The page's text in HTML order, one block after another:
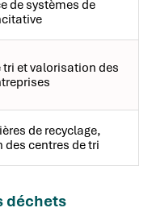
de systèmes de
et valorisation des
de recyclage,
centres de tri
déchets